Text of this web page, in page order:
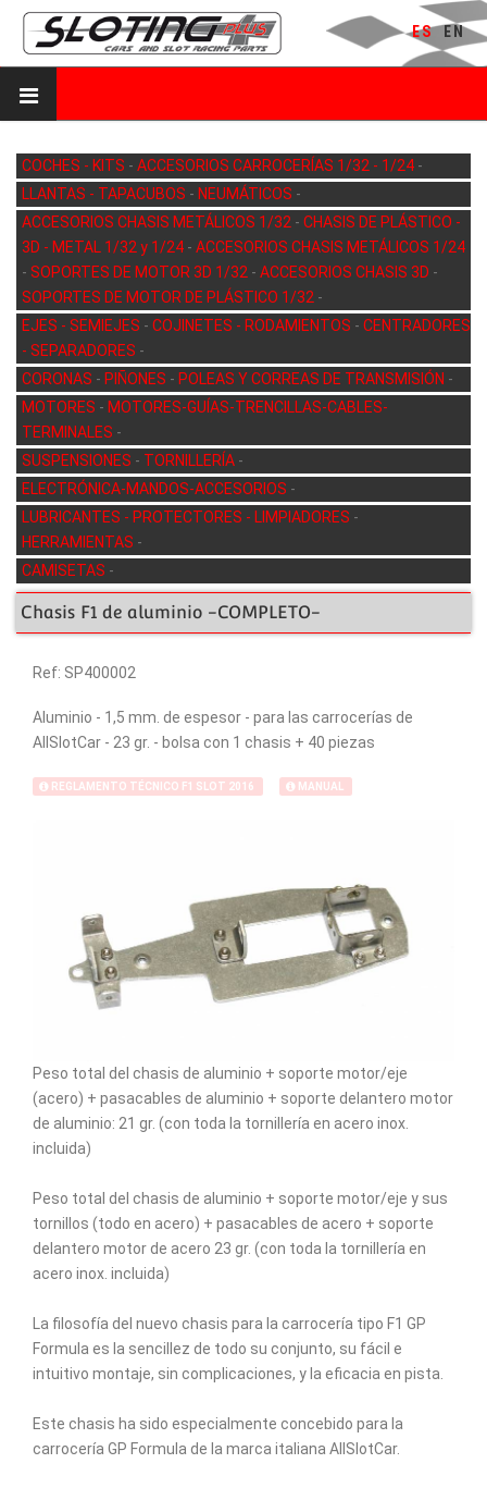
ES EN
COCHES - KITS - ACCESORIOS CARROCERÍAS 1/32 - 1/24 -
LLANTAS - TAPACUBOS - NEUMÁTICOS -
ACCESORIOS CHASIS METÁLICOS 1/32 - CHASIS DE PLÁSTICO -
3D - METAL 1/32 y 1/24 - ACCESORIOS CHASIS METÁLICOS 1/24
- SOPORTES DE MOTOR 3D 1/32 - ACCESORIOS CHASIS 3D -
SOPORTES DE MOTOR DE PLÁSTICO 1/32 -
EJES - SEMIEJES - COJINETES - RODAMIENTOS - CENTRADORES
- SEPARADORES -
CORONAS - PIÑONES - POLEAS Y CORREAS DE TRANSMISIÓN -
MOTORES - MOTORES-GUÍAS-TRENCILLAS-CABLES-
TERMINALES -
SUSPENSIONES - TORNILLERÍA -
ELECTRÓNICA-MANDOS-ACCESORIOS -
LUBRICANTES - PROTECTORES - LIMPIADORES -
HERRAMIENTAS -
CAMISETAS -
Chasis F1 de aluminio -COMPLETO-
Ref: SP400002
Aluminio - 1,5 mm. de espesor - para las carrocerías de
AllSlotCar - 23 gr. - bolsa con 1 chasis + 40 piezas
REGLAMENTO TÉCNICO F1 SLOT 2016 MANUAL
Peso total del chasis de aluminio + soporte motor/eje
(acero) + pasacables de aluminio + soporte delantero motor
de aluminio: 21 gr. (con toda la tornillería en acero inox.
incluida)
Peso total del chasis de aluminio + soporte motor/eje y sus
tornillos (todo en acero) + pasacables de acero + soporte
delantero motor de acero 23 gr. (con toda la tornillería en
acero inox. incluida)
La filosofía del nuevo chasis para la carrocería tipo F1 GP
Formula es la sencillez de todo su conjunto, su fácil e
intuitivo montaje, sin complicaciones, y la eficacia en pista.
Este chasis ha sido especialmente concebido para la
carrocería GP Formula de la marca italiana AllSlotCar.